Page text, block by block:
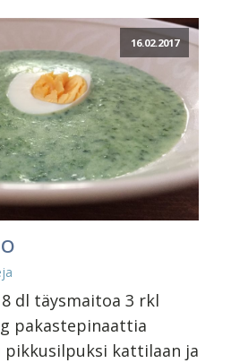
16.02.2017
dl täysmaitoa 3 rkl
pakastepinaattia
pikkusilpuksi kattilaan ja